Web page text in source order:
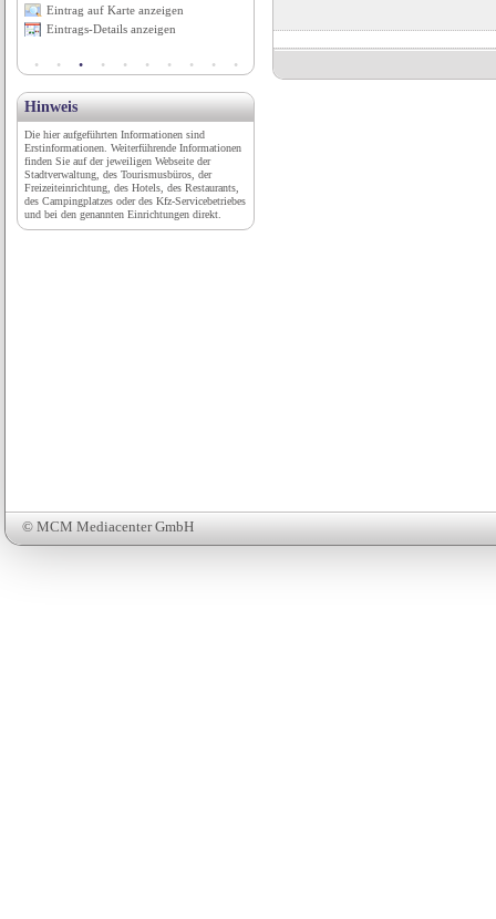
© MCM Mediacenter GmbH
Eintrag auf Karte anzeigen
Eintrags-Details anzeigen
Hinweis
Die hier aufgeführten Informationen sind
Erstinformationen. Weiterführende Informationen
finden Sie auf der jeweiligen Webseite der
Stadtverwaltung, des Tourismusbüros, der
Freizeiteinrichtung, des Hotels, des Restaurants,
des Campingplatzes oder des Kfz-Servicebetriebes
und bei den genannten Einrichtungen direkt.